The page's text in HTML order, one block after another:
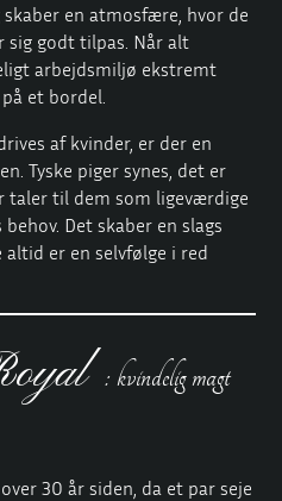
en atmosfære, hvor de
sig godt tilpas. Når alt
arbejdsmiljø ekstremt
et bordel.
af kvinder, er der en
Tyske piger synes, det er
taler til dem som ligeværdige
Det skaber en slags
er en selvfølge i red
: kvindelig magt
30 år siden, da et par seje